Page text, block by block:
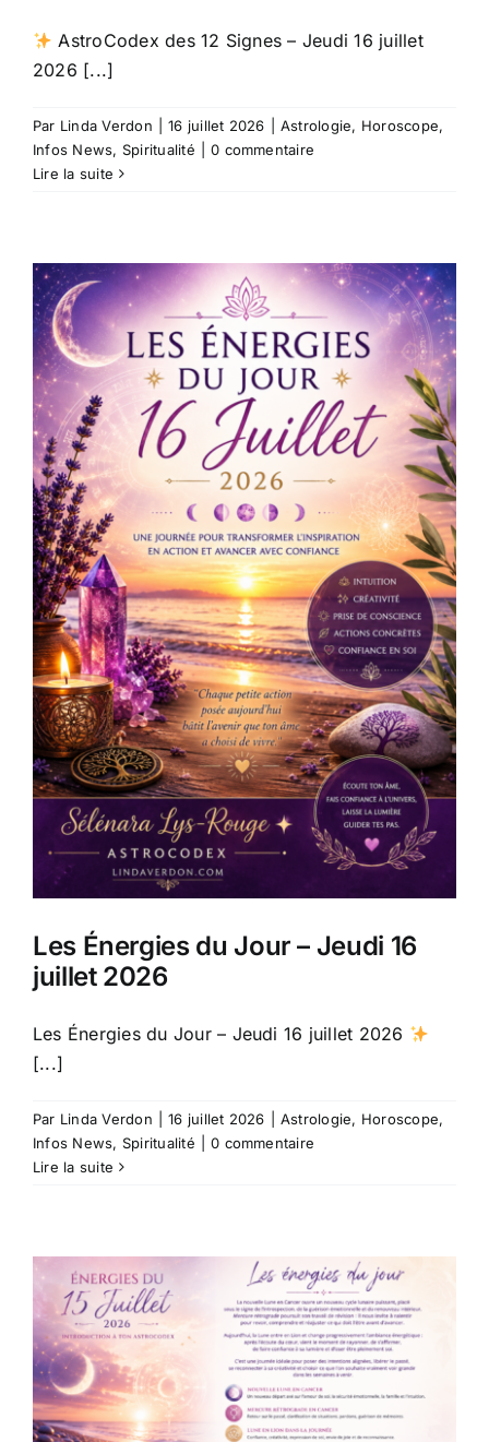
AstroCodex des 12 Signes – Jeudi 16 juillet
2026 [...]
Par Linda Verdon 16 juillet 2026 Astrologie, Horoscope,
Infos News, Spiritualité
0 commentaire
Lire la suite
Les Énergies du Jour – Jeudi 16
juillet 2026
Les Énergies du Jour – Jeudi 16 juillet 2026
[...]
Par Linda Verdon 16 juillet 2026 Astrologie, Horoscope,
Infos News, Spiritualité
0 commentaire
Lire la suite